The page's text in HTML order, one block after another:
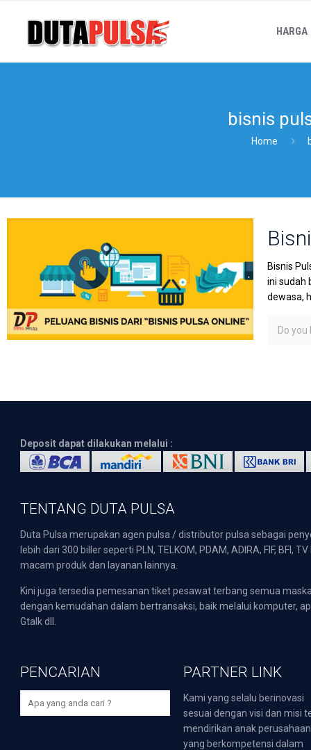
HARGA
bisnis
Home
Bisnis
ini sudah
dewasa,
Do you
Deposit dapat dilakukan melalui :
TENTANG DUTA PULSA
Duta Pulsa merupakan agen pulsa / distributor pulsa sebagai
lebih dari 300 biller seperti PLN, TELKOM, PDAM, ADIRA, FIF,
macam produk dan layanan lainnya.
Kini juga tersedia pemesanan tiket pesawat terbang semua
dengan kemudahan dalam bertransaksi, baik melalui komputer,
Gtalk dll.
PENCARIAN PARTNER LINK
Kami yang selalu berinovasi
sesuai dengan visi dan misi
mendirikan anak perusahaan
yang berkompetensi dalam